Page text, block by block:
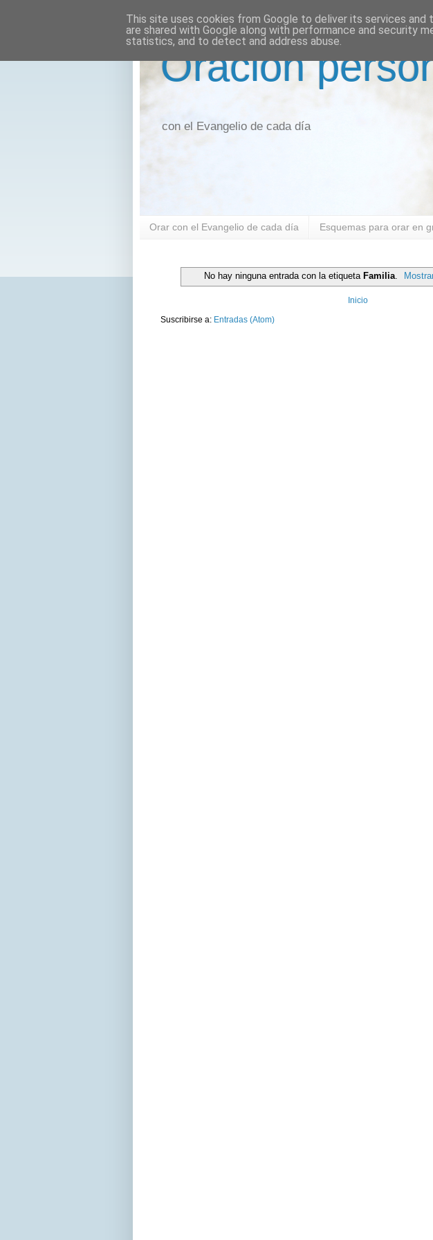
Oración
con el Evangelio de cada día
Orar con el Evangelio de cada día Esquemas para orar en
No hay ninguna entrada con la etiqueta Familia.
Inicio
Suscribirse a: Entradas (Atom)
This site uses cookies from Google to deliver its services and
are shared with Google along with performance and security
statistics, and to detect and address abuse.